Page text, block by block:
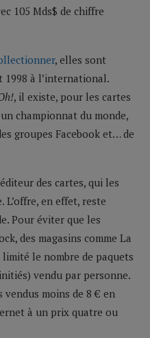
105 Mds$ de chiffre
, elles sont
1998 à l’international.
, il existe, pour les cartes
championnat du monde,
groupes Facebook et… de
des cartes, qui les
L’offre, en effet, reste
Pour éviter que les
des magasins comme La
le nombre de paquets
vendu par personne.
moins de 8 € en
à un prix quatre ou